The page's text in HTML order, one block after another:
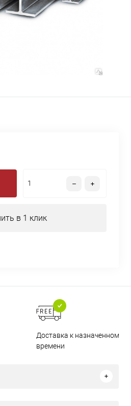
в 1 клик
Доставка к назначенному
времени